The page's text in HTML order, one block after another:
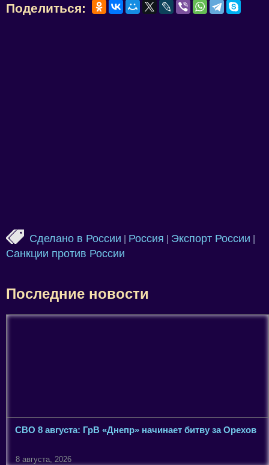
Поделиться:
Сделано в России Россия Экспорт России
Санкции против России
Последние новости
СВО 8 августа: ГрВ «Днепр» начинает битву за Орехов
8 августа, 2026